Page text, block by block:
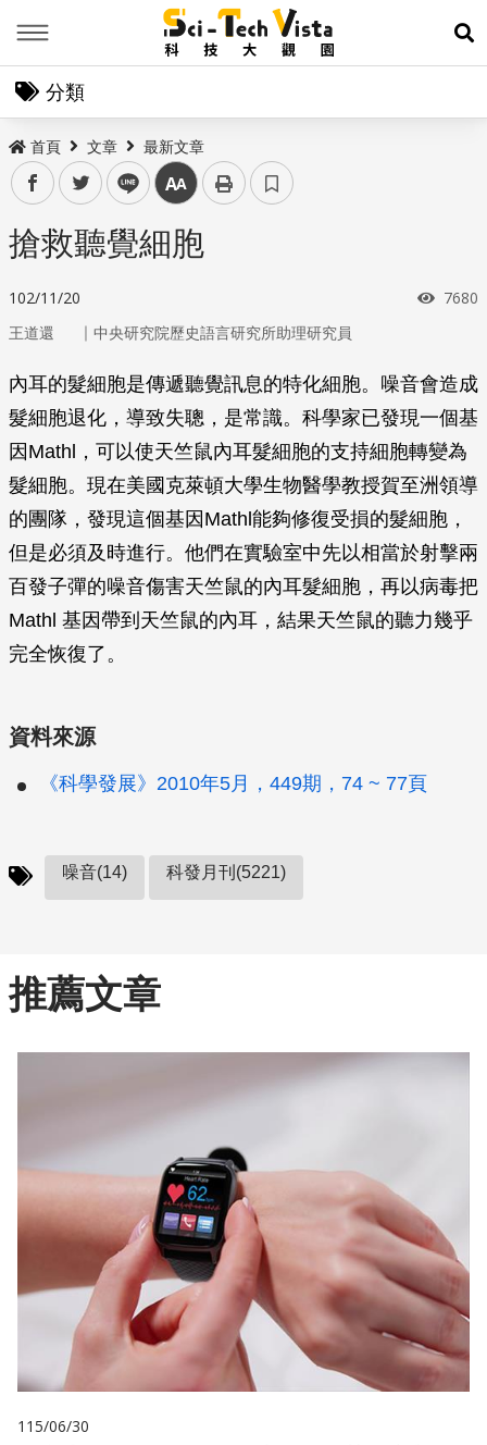
展
分類
首頁 文章 最新文章
facebooktwitter line 中
搶救聽覺細胞
102/11/20 瀏覽
7680
王道還 ｜ 中央研究院歷史語言研究所助理研究員
內耳的髮細胞是傳遞聽覺訊息的特化細胞。噪音會造成
髮細胞退化，導致失聰，是常識。科學家已發現一個基
因 Mathl
，可以使天竺鼠內耳髮細胞的支持細胞轉變為
髮細胞。現在美國克萊頓大學生物醫學教授賀至洲領導
的團隊，發現這個基因 Mathl 能夠修復受損的髮細胞，
但是必須及時進行。他們在實驗室中先以相當於射擊兩
百發子彈的噪音傷害天竺鼠的內耳髮細胞，再以病毒把
Mathl 基因帶到天竺鼠的內耳，結果天竺鼠的聽力幾乎
完全恢復了。
資料來源
《科學發展》2010年5月，449期，74 ~ 77頁
噪音(14) 科發月刊(5221)
推薦文章
115/06/30